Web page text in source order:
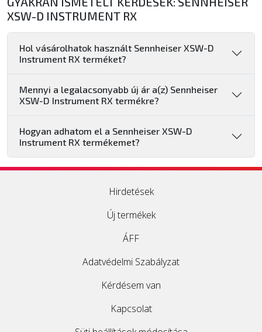
XSW-D INSTRUMENT RX
Hol vásárolhatok használt Sennheiser XSW-D
Instrument RX terméket?
Mennyi a legalacsonyabb új ár a(z) Sennheiser
XSW-D Instrument RX termékre?
Hogyan adhatom el a Sennheiser XSW-D
Instrument RX termékemet?
Hirdetések
Új termékek
ÁFF
Adatvédelmi Szabályzat
Kérdésem van
Kapcsolat